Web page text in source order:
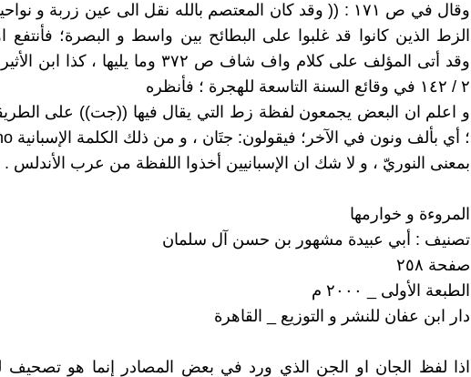
وقال في ص ١٧١ : (( وقد كان المعتصم بالله نقل الى عين زربة و
الزط الذين كانوا قد غلبوا على البطائح بين واسط و البصرة؛ فأنتفع
وقد أتى المؤلف على كلام واف شاف ص ٣٧٢ وما يليها
٢ / ١٤٢ في وقائع السنة التاسعة للهجرة ؛ فأنظره
و اعلم ان البعض يجمعون لفظة زط التي يقال فيها ((جت)) على
؛ أي بألف ونون في الآخر؛ فيقولون: جتَان ، و من ذلك الكلمة الإسبانية Gitano
بمعنى النوريّ ، و لا شك ان الإسبانيين أخذوا اللفظة من عرب الأندلس .
المروءة و خوارمها
تصنيف : أبي عبيدة مشهور بن حسن آل سلمان
صفحة ٢٥٨
الطبعة الأولى _ ٢٠٠٠ م
دار ابن عفان للنشر و التوزيع _ القاهرة
اذا لفظ الجان او الجن الذي ورد في بعض المصادر إنما هو تصحيف